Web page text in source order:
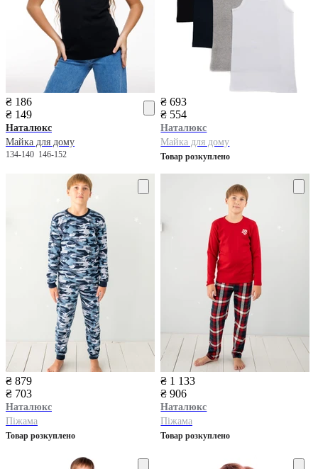
₴ 186
₴ 149
Наталюкс
Майка для дому
134-140 146-152
₴ 693
₴ 554
Наталюкс
Майка для дому
Товар розкуплено
₴ 879
₴ 703
Наталюкс
Піжама
Товар розкуплено
₴ 1 133
₴ 906
Наталюкс
Піжама
Товар розкуплено